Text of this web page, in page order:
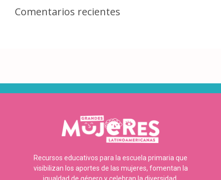
Comentarios recientes
Recursos educativos para la escuela primaria que
visibilizan los aportes de las mujeres, fomentan la
igualdad de género y celebran la diversidad.